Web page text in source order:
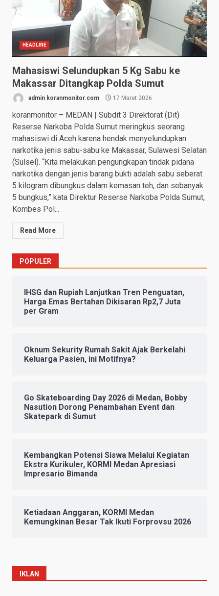
HEADLINE
Mahasiswi Selundupkan 5 Kg Sabu ke
Makassar Ditangkap Polda Sumut
admin koranmonitor.com 17 Maret 2026
koranmonitor – MEDAN | Subdit 3 Direktorat (Dit)
Reserse Narkoba Polda Sumut meringkus seorang
mahasiswi di Aceh karena hendak menyelundupkan
narkotika jenis sabu-sabu ke Makassar, Sulawesi Selatan
(Sulsel). “Kita melakukan pengungkapan tindak pidana
narkotika dengan jenis barang bukti adalah sabu seberat
5 kilogram dibungkus dalam kemasan teh, dan sebanyak
5 bungkus,” kata Direktur Reserse Narkoba Polda Sumut,
Kombes Pol...
Read More
POPULER
IHSG dan Rupiah Lanjutkan Tren Penguatan,
Harga Emas Bertahan Dikisaran Rp2,7 Juta
per Gram
Oknum Sekurity Rumah Sakit Ajak Berkelahi
Keluarga Pasien, ini Motifnya?
Go Skateboarding Day 2026 di Medan, Bobby
Nasution Dorong Penambahan Event dan
Skatepark di Sumut
Kembangkan Potensi Siswa Melalui Kegiatan
Ekstra Kurikuler, KORMI Medan Apresiasi
Impresario Bimanda
Ketiadaan Anggaran, KORMI Medan
Kemungkinan Besar Tak Ikuti Forprovsu 2026
IKLAN